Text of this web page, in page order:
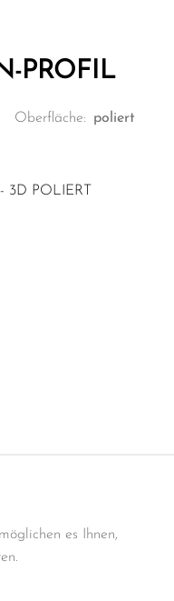
PROFIL
Oberfläche: poliert
3D POLIERT
es Ihnen,